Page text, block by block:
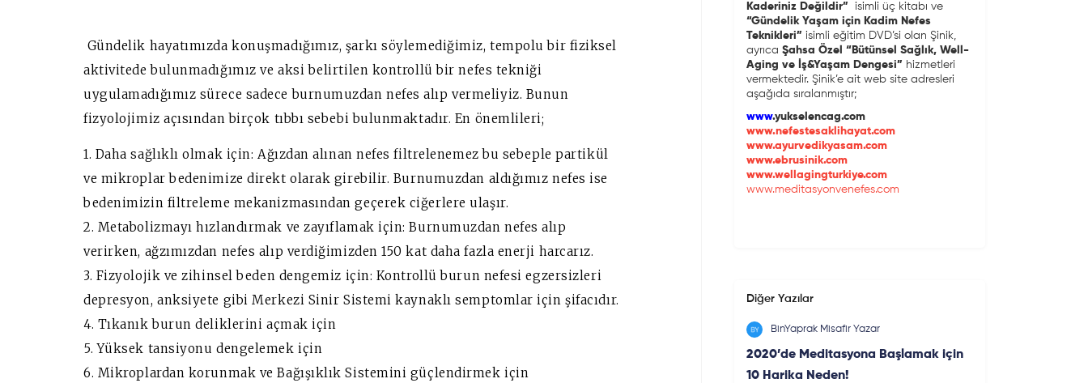
Gündelik hayatımızda konuşmadığımız, şarkı söylemediğimiz, tempolu bir fiziksel
aktivitede bulunmadığımız ve aksi belirtilen kontrollü bir nefes tekniği
uygulamadığımız sürece sadece burnumuzdan nefes alıp vermeliyiz. Bunun
fizyolojimiz açısından birçok tıbbı sebebi bulunmaktadır. En önemlileri;
1. Daha sağlıklı olmak için: Ağızdan alınan nefes filtrelenemez bu sebeple partikül
ve mikroplar bedenimize direkt olarak girebilir. Burnumuzdan aldığımız nefes ise
bedenimizin filtreleme mekanizmasından geçerek ciğerlere ulaşır.
2. Metabolizmayı hızlandırmak ve zayıflamak için: Burnumuzdan nefes alıp
verirken, ağzımızdan nefes alıp verdiğimizden 150 kat daha fazla enerji harcarız.
3. Fizyolojik ve zihinsel beden dengemiz için: Kontrollü burun nefesi egzersizleri
depresyon, anksiyete gibi Merkezi Sinir Sistemi kaynaklı semptomlar için şifacıdır.
4. Tıkanık burun deliklerini açmak için
5. Yüksek tansiyonu dengelemek için
6. Mikroplardan korunmak ve Bağışıklık Sistemini güçlendirmek için
Kaderiniz Değildir” isimli üç kitabı ve
“Gündelik Yaşam için Kadim Nefes
Teknikleri” isimli eğitim DVD’si olan Şinik,
ayrıca Şahsa Özel “Bütünsel Sağlık, Well-
Aging ve İş&Yaşam Dengesi” hizmetleri
vermektedir. Şinik’e ait web site adresleri
aşağıda sıralanmıştır;
www.yukselencag.com
www.nefestesaklihayat.com
www.ayurvedikyasam.com
www.ebrusinik.com
www.wellagingturkiye.com
www.meditasyonvenefes.com
Diğer Yazılar
BinYaprak Misafir Yazar
2020’de Meditasyona Başlamak için
10 Harika Neden!